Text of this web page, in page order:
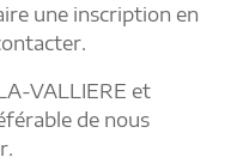
une inscription en
VALLIERE et
de nous